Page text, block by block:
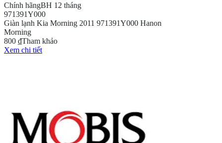
Chính hãngBH 12 tháng
971391Y000
Giàn lạnh Kia Morning 2011 971391Y000 Hanon
Morning
800 ₫Tham khảo
Xem chi tiết